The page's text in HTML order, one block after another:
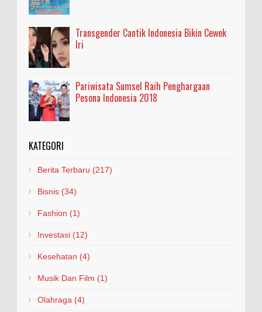
Transgender Cantik Indonesia Bikin Cewek
Iri
Pariwisata Sumsel Raih Penghargaan
Pesona Indonesia 2018
KATEGORI
Berita Terbaru (217)
Bisnis (34)
Fashion (1)
Investasi (12)
Kesehatan (4)
Musik Dan Film (1)
Olahraga (4)